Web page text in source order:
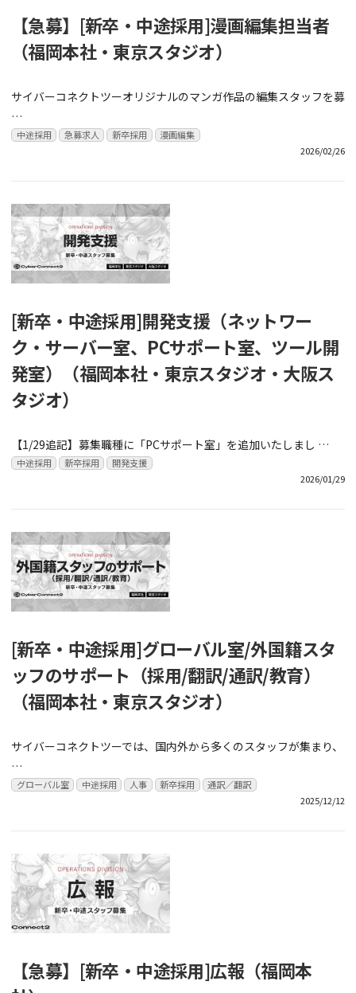
【急募】[新卒・中途採用]漫画編集担当者
（福岡本社・東京スタジオ）
サイバーコネクトツーオリジナルのマンガ作品の編集スタッフを募
…
中途採用 急募求人 新卒採用
漫画編集
2026/02/26
[新卒・中途採用]開発支援（ネットワー
ク・サーバー室、PCサポート室、ツール開
発室）（福岡本社・東京スタジオ・大阪ス
タジオ）
【1/29追記】募集職種に「PCサポート室」を追加いたしまし …
中途採用 新卒採用
開発支援
2026/01/29
[新卒・中途採用]グローバル室/外国籍スタ
ッフのサポート（採用/翻訳/通訳/教育）
（福岡本社・東京スタジオ）
サイバーコネクトツーでは、国内外から多くのスタッフが集まり、
…
グローバル室 中途採用 人事 新卒採用
通訳／翻訳
2025/12/12
【急募】[新卒・中途採用]広報（福岡本